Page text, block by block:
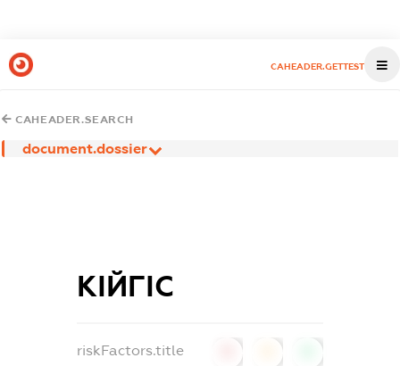
CAHEADER.GETTEST
CAHEADER.SEARCH
document.dossier
КІЙГІС
riskFactors.title